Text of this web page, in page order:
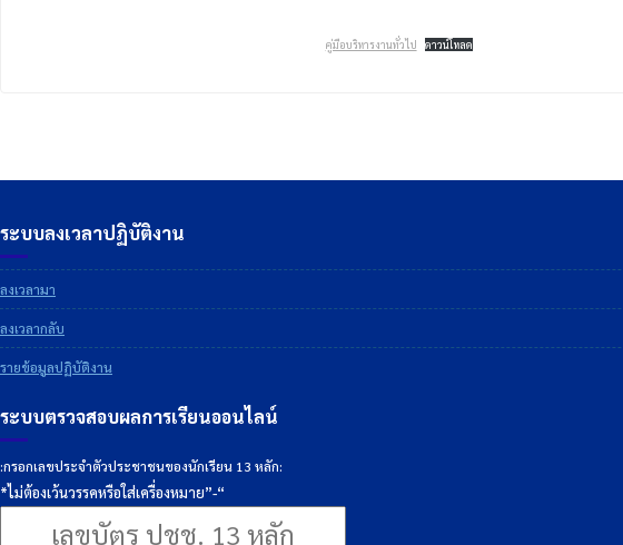
คู่มือบริหารงานทั่วไป ดาวน์โหลด
ระบบลงเวลาปฏิบัติงาน
ลงเวลามา
ลงเวลากลับ
รายข้อมูลปฏิบัติงาน
ระบบตรวจสอบผลการเรียนออนไลน์
:กรอกเลขประจำตัวประชาชนของนักเรียน 13 หลัก:
*ไม่ต้องเว้นวรรคหรือใส่เครื่องหมาย”-“